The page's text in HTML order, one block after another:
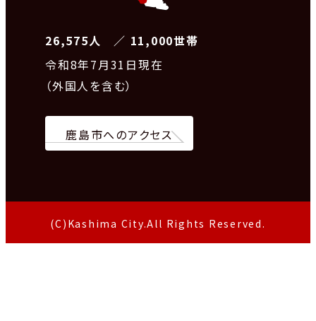
26,575人 ／ 11,000世帯
令和8年7月31日現在
（外国人を含む）
鹿島市へのアクセス
(C)Kashima City.All Rights Reserved.